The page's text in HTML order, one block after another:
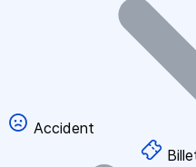
Accident